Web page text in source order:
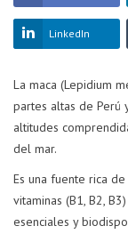
LinkedIn
La maca (Lepidium
partes altas de Perú
altitudes
del mar.
Es una fuente rica
vitaminas (B1, B2,
esenciales y